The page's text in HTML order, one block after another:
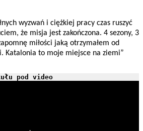
wyzwań i ciężkiej pracy czas ruszyć
że misja jest zakończona. 4 sezony, 3
miłości jaką otrzymałem od
Katalonia to moje miejsce na ziemi”
pod video